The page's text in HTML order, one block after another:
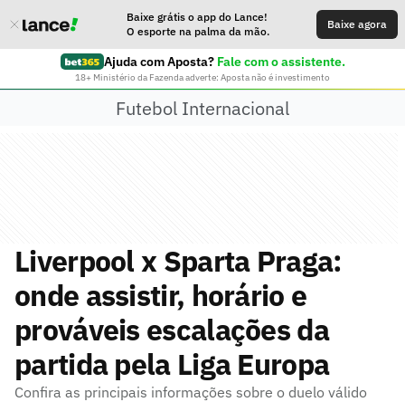
Baixe grátis o app do Lance!
O esporte na palma da mão.
Baixe agora
Ajuda com Aposta? Fale com o assistente.
18+ Ministério da Fazenda adverte: Aposta não é investimento
Futebol Internacional
Liverpool x Sparta Praga:
onde assistir, horário e
prováveis escalações da
partida pela Liga Europa
Confira as principais informações sobre o duelo válido